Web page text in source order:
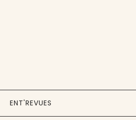
ENT'REVUES